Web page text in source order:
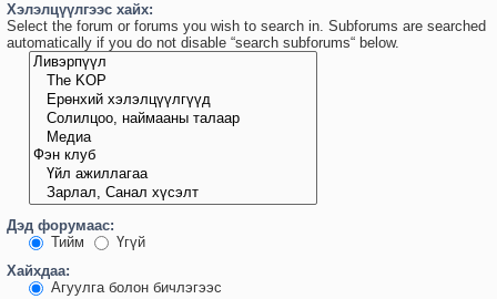
Хэлэлцүүлгээс хайх:
Select the forum or forums you wish to search in. Subforums are searched
automatically if you do not disable “search subforums“ below.
Дэд форумаас:
Тийм
Үгүй
Хайхдаа:
Агуулга болон бичлэгээс